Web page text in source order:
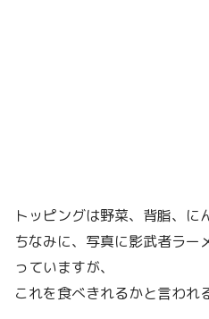
トッピングは野菜、背脂、に
ちなみに、写真に影武者ラー
っていますが、
これを食べきれるかと言わ